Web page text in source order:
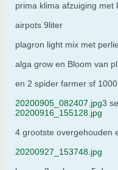
prima klima afzuiging met
airpots 9liter
plagron light mix met
alga grow en Bloom van
en 2 spider farmer sf
20200905_082407.jpg3
20200916_155128.jpg
4 grootste overgehouden
20200927_153748.jpg